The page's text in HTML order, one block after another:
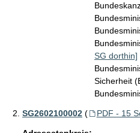
SG dorthin]
Sicherheit
SG2602100002 ( PDF - 15